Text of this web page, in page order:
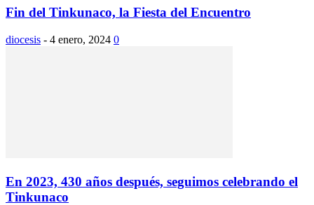
Fin del Tinkunaco, la Fiesta del Encuentro
diocesis - 4 enero, 2024 0
En 2023, 430 años después, seguimos celebrando el
Tinkunaco